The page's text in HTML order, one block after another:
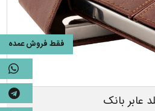
عابر بانک
فقط فروش عمده